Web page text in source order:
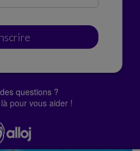
questions ?
pour vous aider !